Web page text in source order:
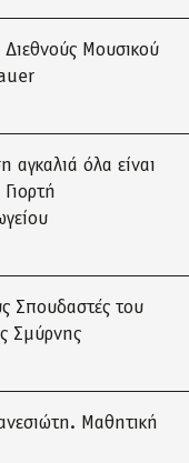
Διεθνούς Μουσικού
όλα είναι
Σπουδαστές του
Σμύρνης
Μαθητική